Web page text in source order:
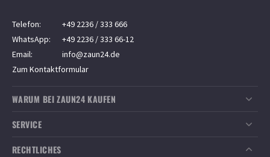
Telefon:
+49 2236 / 333 666
WhatsApp:
+49 2236 / 333 66-12
Email:
info@zaun24.de
Zum Kontaktformular
WARUM BEI ZAUN24 KAUFEN
Top-Kundenservice
Versandkostenfrei ab
SERVICE
Zahlungsarten
RECHTLICHES